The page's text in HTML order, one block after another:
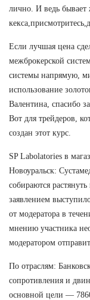
лично. И ведь бывает
Если лучшая цена
межброкерской
системы напрямую,
использование
Валентина, спасибо
Вот для трейдеров,
создан этот курс.
SP Labolatories в
Новоуральск:
собираются
заявлением
от модератора в
мнению участника
модератором
По отраслям:
сопротивления и
основной цели —